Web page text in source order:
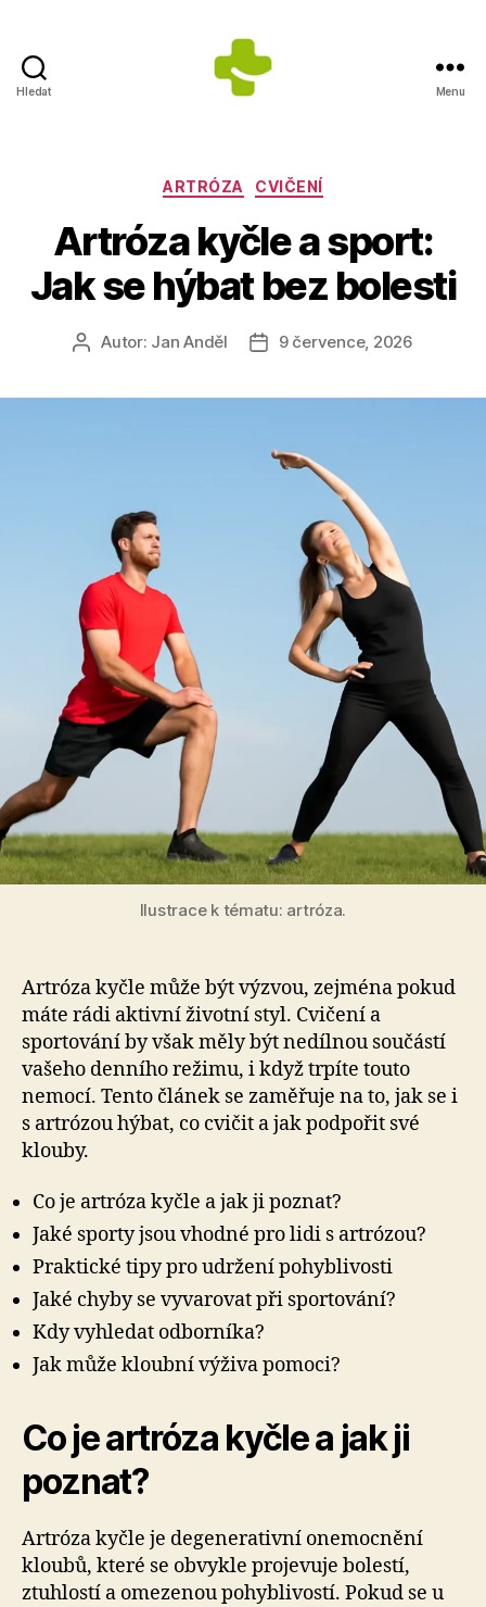
Hledat
Anděla
Menu
Rubriky
ARTRÓZA CVIČENÍ
Artróza kyčle a sport:
Jak se hýbat bez bolesti
AutorAutor: Jan Anděl
Datum
9 července, 2026
Ilustrace k tématu: artróza.
Artróza kyčle může být výzvou, zejména pokud
máte rádi aktivní životní styl. Cvičení a
sportování by však měly být nedílnou součástí
vašeho denního režimu, i když trpíte touto
nemocí. Tento článek se zaměřuje na to, jak se i
s artrózou hýbat, co cvičit a jak podpořit své
klouby.
Co je artróza kyčle a jak ji poznat?
Jaké sporty jsou vhodné pro lidi s artrózou?
Praktické tipy pro udržení pohyblivosti
Jaké chyby se vyvarovat při sportování?
Kdy vyhledat odborníka?
Jak může kloubní výživa pomoci?
Co je artróza kyčle a jak ji
poznat?
Artróza kyčle je degenerativní onemocnění
kloubů, které se obvykle projevuje bolestí,
ztuhlostí a omezenou pohyblivostí. Pokud se u